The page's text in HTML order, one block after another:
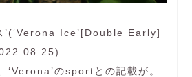
’(‘Verona Ice’[Double Early]
‘Verona’のsportとの記載が。